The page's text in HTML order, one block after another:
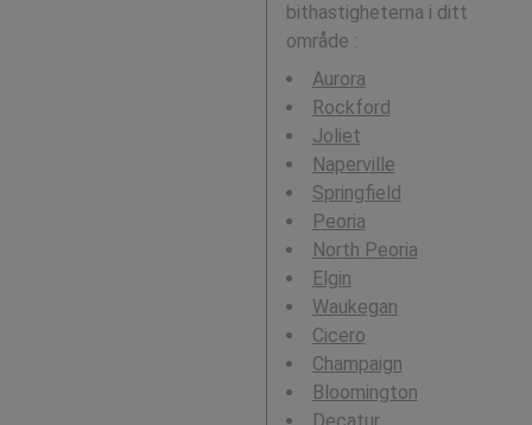
bithastigheterna i ditt
område :
Aurora
Rockford
Joliet
Naperville
Springfield
Peoria
North Peoria
Elgin
Waukegan
Cicero
Champaign
Bloomington